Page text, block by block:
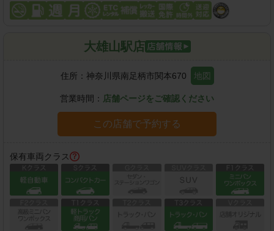
大雄山駅店
住所： 神奈川県南足柄市関本670 地図
営業時間： 店舗ページをご確認ください
この店舗で予約する
保有車両クラス